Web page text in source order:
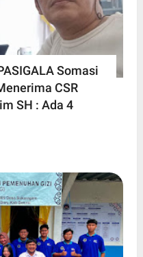
Somasi
CSR
SH : Ada 4